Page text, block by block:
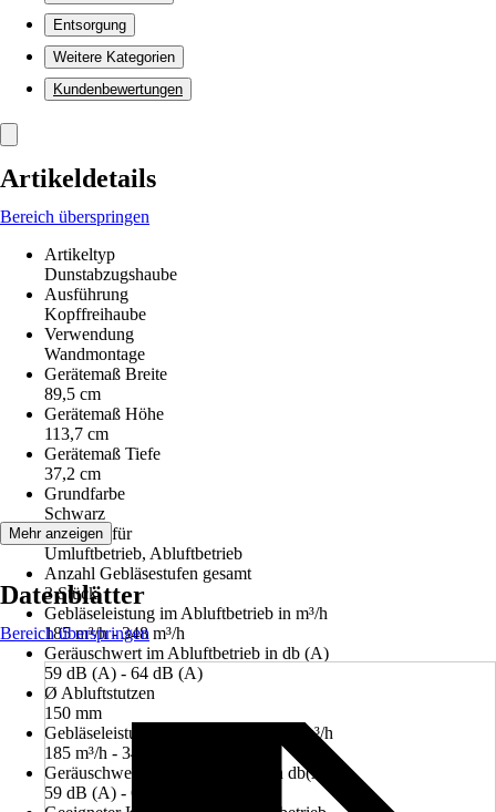
Entsorgung
Weitere Kategorien
Kundenbewertungen
Artikeldetails
Bereich überspringen
Artikeltyp
Dunstabzugshaube
Ausführung
Kopffreihaube
Verwendung
Wandmontage
Gerätemaß Breite
89,5 cm
Gerätemaß Höhe
113,7 cm
Gerätemaß Tiefe
37,2 cm
Grundfarbe
Schwarz
Geeignet für
Umluftbetrieb, Abluftbetrieb
Anzahl Gebläsestufen gesamt
3 Stück
Gebläseleistung im Abluftbetrieb in m³/h
185 m³/h - 348 m³/h
Geräuschwert im Abluftbetrieb in db (A)
59 dB (A) - 64 dB (A)
Ø Abluftstutzen
150 mm
Gebläseleistung im Umluftbetrieb in m³/h
185 m³/h - 348 m³/h
Geräuschwert im Umluftbetrieb in db(A)
59 dB (A) - 64 dB (A)
Mehr anzeigen
Datenblätter
Bereich überspringen